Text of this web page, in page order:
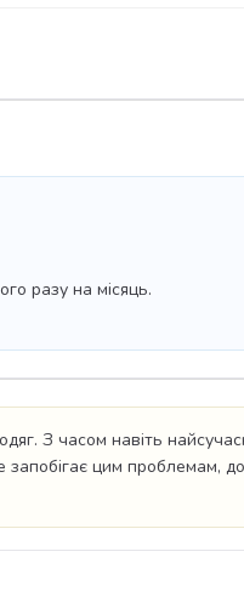
разу на місяць.
З часом навіть
цим проблемам,